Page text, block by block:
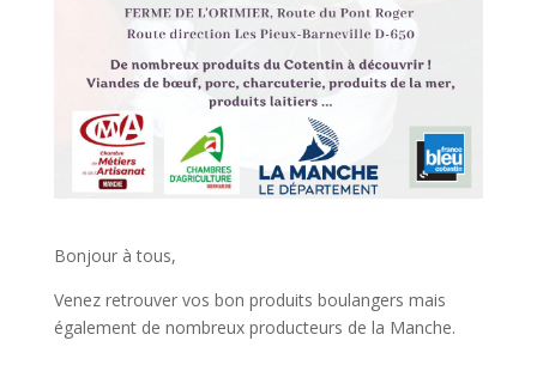
Bonjour à tous,
Venez retrouver vos bon produits boulangers mais
également de nombreux producteurs de la Manche.